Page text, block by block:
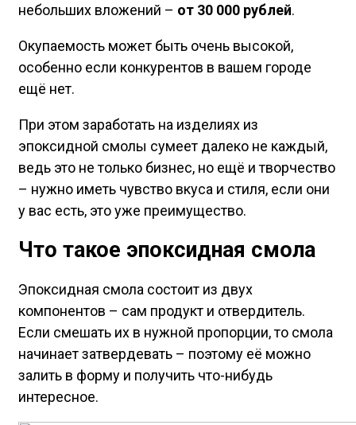
небольших вложений – от 30 000 рублей.
Окупаемость может быть очень высокой,
особенно если конкурентов в вашем городе
ещё нет.
При этом заработать на изделиях из
эпоксидной смолы сумеет далеко не каждый,
ведь это не только бизнес, но ещё и творчество
– нужно иметь чувство вкуса и стиля, если они
у вас есть, это уже преимущество.
Что такое эпоксидная смола
Эпоксидная смола состоит из двух
компонентов – сам продукт и отвердитель.
Если смешать их в нужной пропорции, то смола
начинает затвердевать – поэтому её можно
залить в форму и получить что-нибудь
интересное.